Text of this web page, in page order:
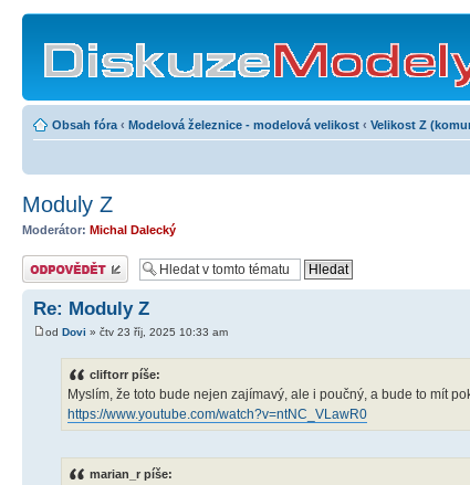
Obsah fóra ‹ Modelová železnice - modelová velikost ‹ Velikost Z
Moduly Z
Moderátor: Michal Dalecký
Odeslat odpověď
Re: Moduly Z
od Dovi » čtv 23 říj, 2025 10:33 am
cliftorr píše:
Myslím, že toto bude nejen zajímavý, ale i poučný, a bude to mít
https://www.youtube.com/watch?v=ntNC_VLawR0
marian_r píše: